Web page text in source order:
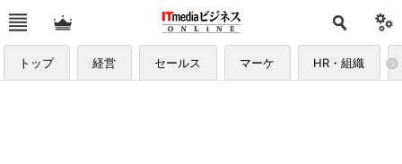
トップ 経営 セールス マーケ HR・組織